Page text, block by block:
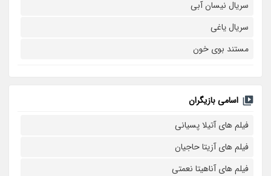
سریال نیسان آبی
سریال یاغی
مستند بوی خون
اسامی بازیگران
فیلم های آتیلا پسیانی
فیلم های آزیتا حاجیان
فیلم های آناهیتا نعمتی